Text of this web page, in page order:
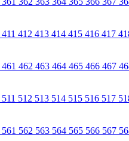
411 412 413 414 415 416 417
461 462 463 464 465 466 467
511 512 513 514 515 516 517
561 562 563 564 565 566 567